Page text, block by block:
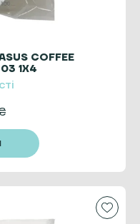
COFFEE
03 1X4
₴